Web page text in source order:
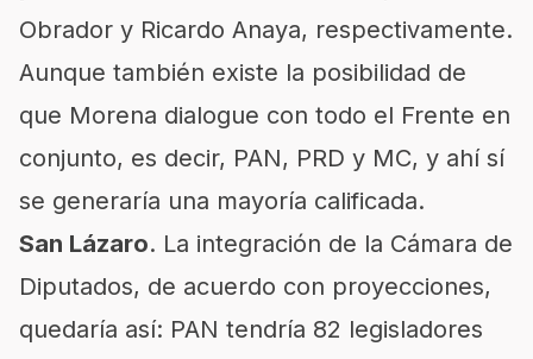
Obrador y Ricardo Anaya, respectivamente.
Aunque también existe la posibilidad de
que Morena dialogue con todo el Frente en
conjunto, es decir, PAN, PRD y MC, y ahí sí
se generaría una mayoría calificada.
San Lázaro. La integración de la Cámara de
Diputados, de acuerdo con proyecciones,
quedaría así: PAN tendría 82 legisladores